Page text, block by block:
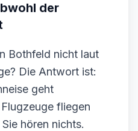
der
Bothfeld nicht laut
Die Antwort ist:
geht
fliegen
hören nichts.